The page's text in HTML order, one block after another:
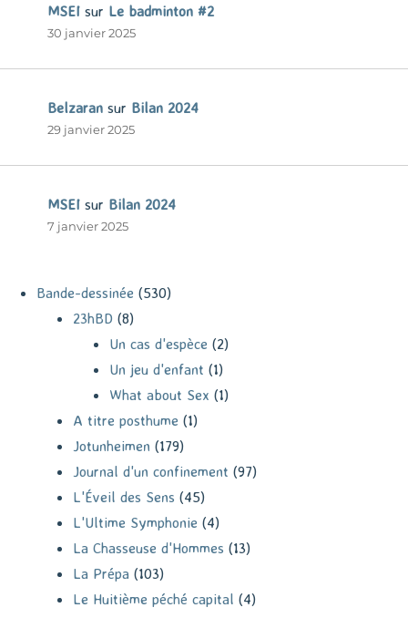
MSEI sur Le badminton #2
30 janvier 2025
Belzaran sur Bilan 2024
29 janvier 2025
MSEI sur Bilan 2024
7 janvier 2025
Bande-dessinée (530)
23hBD (8)
Un cas d'espèce (2)
Un jeu d'enfant (1)
What about Sex (1)
A titre posthume (1)
Jotunheimen (179)
Journal d'un confinement (97)
L'Éveil des Sens (45)
L'Ultime Symphonie (4)
La Chasseuse d'Hommes (13)
La Prépa (103)
Le Huitième péché capital (4)